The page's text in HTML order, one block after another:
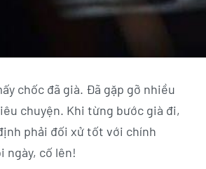
chốc đã già. Đã gặp gỡ nhiều
chuyện. Khi từng bước già đi,
phải đối xử tốt với chính
ngày, cố lên!